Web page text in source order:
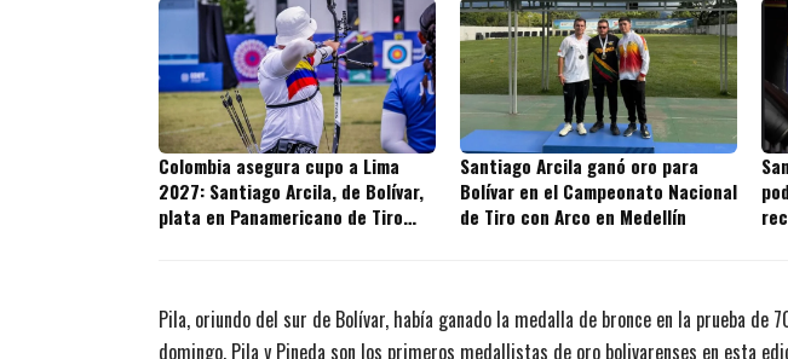
Colombia asegura cupo a Lima
2027: Santiago Arcila, de Bolívar,
plata en Panamericano de Tiro
Santiago Arcila ganó oro para
Bolívar en el Campeonato Nacional
de Tiro con Arco en Medellín
Pila, oriundo del sur de Bolívar, había ganado la medalla de bronce en la prueba de
domingo. Pila y Pineda son los primeros medallistas de oro bolivarenses en esta